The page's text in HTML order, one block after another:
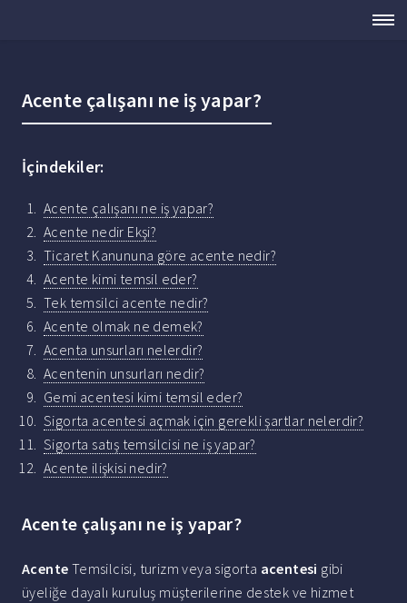
Acente çalışanı ne iş yapar?
İçindekiler:
Acente çalışanı ne iş yapar?
Acente nedir Ekşi?
Ticaret Kanununa göre acente nedir?
Acente kimi temsil eder?
Tek temsilci acente nedir?
Acente olmak ne demek?
Acenta unsurları nelerdir?
Acentenin unsurları nedir?
Gemi acentesi kimi temsil eder?
Sigorta acentesi açmak için gerekli şartlar nelerdir?
Sigorta satış temsilcisi ne iş yapar?
Acente ilişkisi nedir?
Acente çalışanı ne iş yapar?
Acente Temsilcisi, turizm veya sigorta acentesi gibi
üyeliğe dayalı kuruluş müşterilerine destek ve hizmet